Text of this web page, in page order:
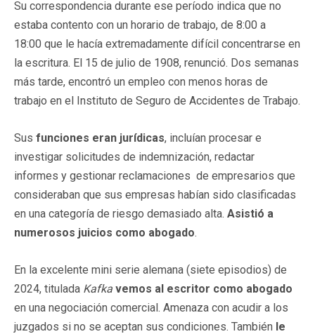
Su correspondencia durante ese período indica que no
estaba contento con un horario de trabajo, de 8:00 a
18:00 que le hacía extremadamente difícil concentrarse en
la escritura. El 15 de julio de 1908, renunció. Dos semanas
más tarde, encontró un empleo con menos horas de
trabajo en el Instituto de Seguro de Accidentes de Trabajo.
Sus funciones eran jurídicas, incluían procesar e
investigar solicitudes de indemnización, redactar
informes y gestionar reclamaciones de empresarios que
consideraban que sus empresas habían sido clasificadas
en una categoría de riesgo demasiado alta. Asistió a
numerosos juicios como abogado.
En la excelente mini serie alemana (siete episodios) de
2024, titulada Kafka vemos al escritor como abogado
en una negociación comercial. Amenaza con acudir a los
juzgados si no se aceptan sus condiciones. También le